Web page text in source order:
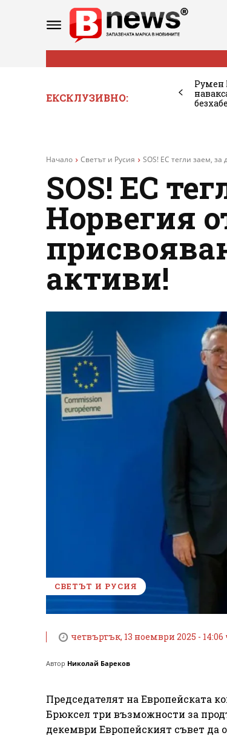
ЕКСКЛУЗИВНО:
Румен
Начало Светът и Русия SOS! ЕС тегли заем,
SOS! ЕС
Норвегия
активи!
СВЕТЪТ И РУСИЯ
четвъртък, 13 ноември 2025 - 14:06
Автор Николай Бареков
Председателят на Европейската
Брюксел три възможности за
декември Европейският съвет да